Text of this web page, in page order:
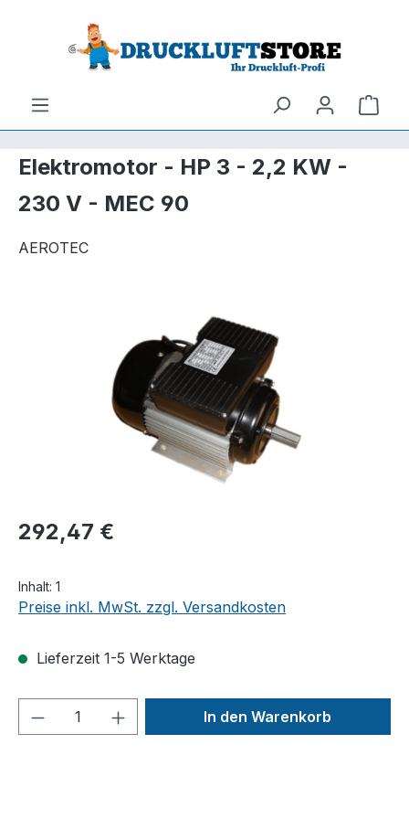
Hauptinhalt springen
Zur Suche springen
Elektromotor - HP 3 - 2,2 KW -
230 V - MEC 90
AEROTEC
292,47 €
Inhalt: 1
Preise inkl. MwSt. zzgl. Versandkosten
Lieferzeit 1-5 Werktage
Produkt Anzahl: Gib denIn den Warenkorb